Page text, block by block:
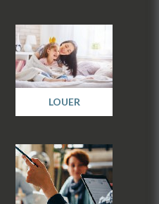
LOUER